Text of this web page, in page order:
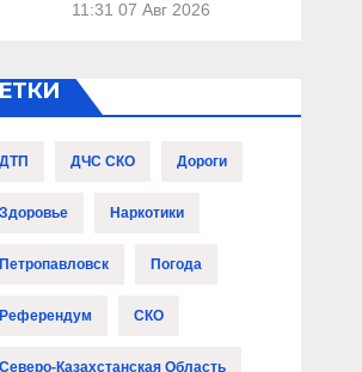
11:31 07 Авг 2026
ДТП ДЧС СКО Дороги
Здоровье Наркотики
Петропавловск Погода
Референдум СКО
Северо-Казахстанская Область